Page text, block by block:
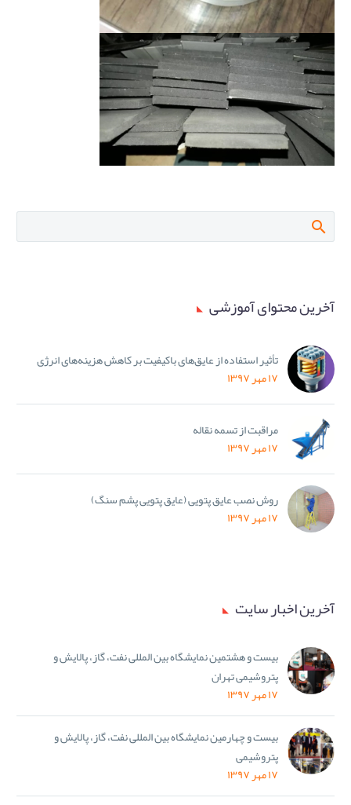
آخرین محتوای آموزشی
تأثیر استفاده از عایق‌های باکیفیت بر کاهش هزینه‌های انرژی
۱۷ مهر ۱۳۹۷
مراقبت از تسمه نقاله
۱۷ مهر ۱۳۹۷
روش نصب عایق پتویی (عایق پتویی پشم سنگ)
۱۷ مهر ۱۳۹۷
آخرین اخبار سایت
بیست و هشتمین نمایشگاه بین المللی نفت، گاز، پالایش و
پتروشیمی تهران
۱۷ مهر ۱۳۹۷
بیست و چهارمین نمایشگاه بین المللی نفت، گاز، پالایش و
پتروشیمی
۱۷ مهر ۱۳۹۷